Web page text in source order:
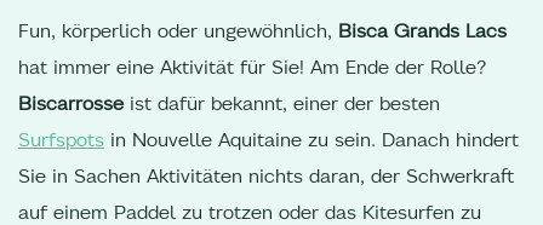
Fun, körperlich oder ungewöhnlich, Bisca Grands Lacs
hat immer eine Aktivität für Sie! Am Ende der Rolle?
Biscarrosse ist dafür bekannt, einer der besten
Surfspots in Nouvelle Aquitaine zu sein. Danach hindert
Sie in Sachen Aktivitäten nichts daran, der Schwerkraft
auf einem Paddel zu trotzen oder das Kitesurfen zu